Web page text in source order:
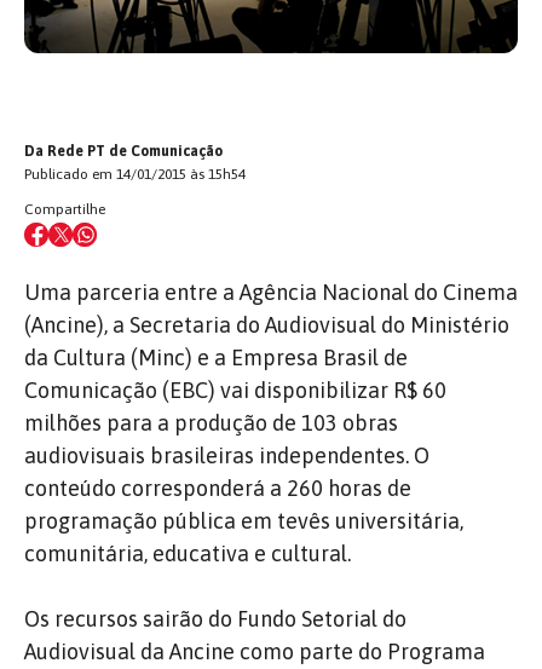
Da Rede PT de Comunicação
Publicado em 14/01/2015 às 15h54
Compartilhe
Uma parceria entre a Agência Nacional do Cinema
(Ancine), a Secretaria do Audiovisual do Ministério
da Cultura (Minc) e a Empresa Brasil de
Comunicação (EBC) vai disponibilizar R$ 60
milhões para a produção de 103 obras
audiovisuais brasileiras independentes. O
conteúdo corresponderá a 260 horas de
programação pública em tevês universitária,
comunitária, educativa e cultural.
Os recursos sairão do Fundo Setorial do
Audiovisual da Ancine como parte do Programa